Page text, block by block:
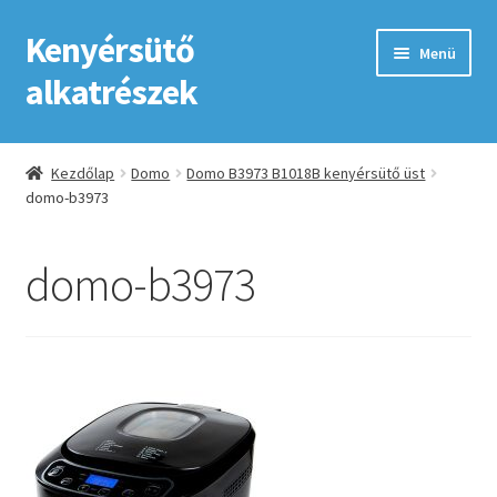
Ugrás
a
navigációhoz
Kilépés
a
tartalomba
Kenyérsütő
alkatrészek
Menü
Kezdőlap
Adatkezelési tájékoztató elfogadása
Impresszum
Kezdőlap Domo
Domo B3973 B1018B kenyérsütő üst
domo-b3973
domo-b3973